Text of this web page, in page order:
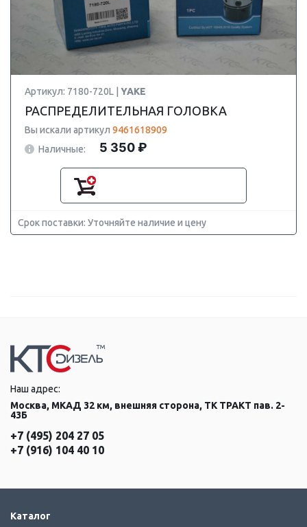
Артикул: 7180-720L | YAKE
РАСПРЕДЕЛИТЕЛЬНАЯ ГОЛОВКА
Вы искали артикул 9461618909
Наличные:
5 350 ₽
Срок поставки: Уточняйте наличие и цену
Наш адрес:
Москва, МКАД 32 км, внешняя сторона, ТК ТРАКТ пав. 2-
43Б
+7 (495) 204 27 05
+7 (916) 104 40 10
Каталог